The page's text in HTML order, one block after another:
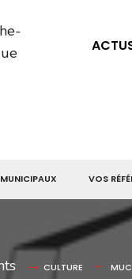
VOS
CULTURE